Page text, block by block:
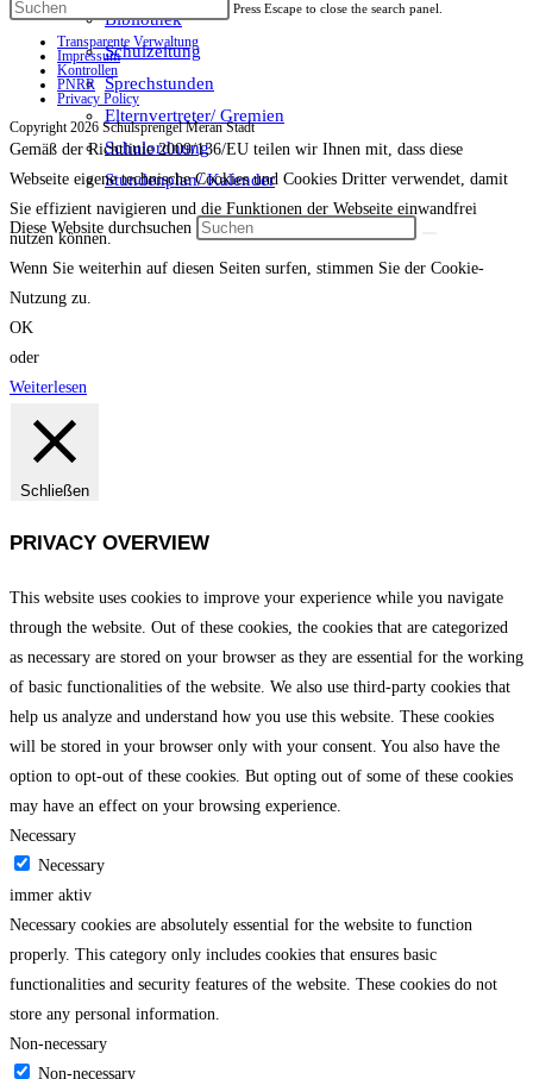
Bibliothek
Schulzeitung
Sprechstunden
Elternvertreter/ Gremien
Schulordnung
Stundenplan/ Kalender
Diese Website durchsuchen
Press Escape to close the search panel.
Transparente Verwaltung
Impressum
Kontrollen
PNRR
Privacy Policy
Copyright 2026 Schulsprengel Meran Stadt
Gemäß der Richtlinie 2009/136/EU teilen wir Ihnen mit, dass diese
Webseite eigene technische Cookies und Cookies Dritter verwendet, damit
Sie effizient navigieren und die Funktionen der Webseite einwandfrei
nutzen können.
Wenn Sie weiterhin auf diesen Seiten surfen, stimmen Sie der Cookie-
Nutzung zu.
OK
oder
Weiterlesen
Schließen
PRIVACY OVERVIEW
This website uses cookies to improve your experience while you navigate
through the website. Out of these cookies, the cookies that are categorized
as necessary are stored on your browser as they are essential for the working
of basic functionalities of the website. We also use third-party cookies that
help us analyze and understand how you use this website. These cookies
will be stored in your browser only with your consent. You also have the
option to opt-out of these cookies. But opting out of some of these cookies
may have an effect on your browsing experience.
Necessary
Necessary
immer aktiv
Necessary cookies are absolutely essential for the website to function
properly. This category only includes cookies that ensures basic
functionalities and security features of the website. These cookies do not
store any personal information.
Non-necessary
Non-necessary